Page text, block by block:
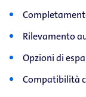
Rilevamento
Opzioni di
Compatibilità